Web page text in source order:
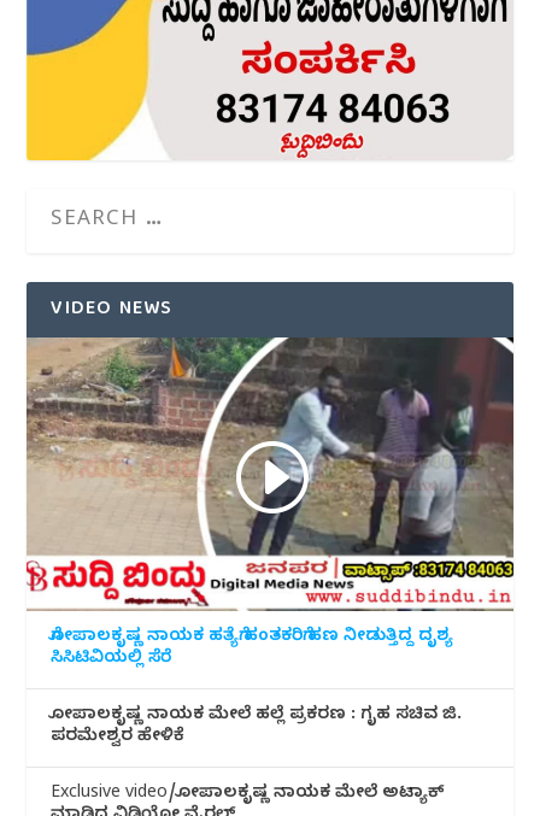
VIDEO NEWS
ಗೋಪಾಲಕೃಷ್ಣ ನಾಯಕ ಹತ್ಯೆಗೆ ಹಂತಕರಿಗೆ ಹಣ ನೀಡುತ್ತಿದ್ದ ದೃಶ್ಯ
ಸಿಸಿಟಿವಿಯಲ್ಲಿ ಸೆರೆ
ಗೋಪಾಲಕೃಷ್ಣ ನಾಯಕ ಮೇಲೆ ಹಲ್ಲೆ ಪ್ರಕರಣ : ಗೃಹ ಸಚಿವ ಜಿ.
ಪರಮೇಶ್ವರ ಹೇಳಿಕೆ
Exclusive video/ಗೋಪಾಲಕೃಷ್ಣ ನಾಯಕ ಮೇಲೆ ಅಟ್ಯಾಕ್